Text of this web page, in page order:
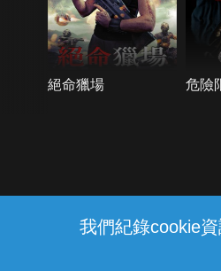
我們紀錄cookie
絕命獵場 危險